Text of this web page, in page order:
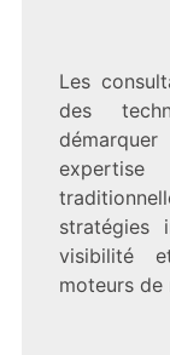
Les
des
stratégies
visibilité
moteurs de